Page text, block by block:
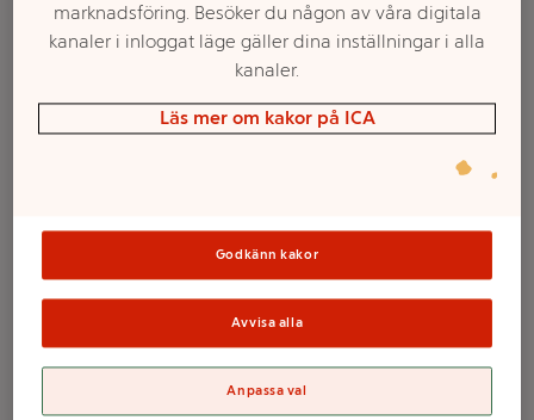
Bestie
marknadsföring. Besöker du någon av våra digitala
kanaler i inloggat läge gäller dina inställningar i alla
kanaler.
Läs mer om kakor på ICA
Godkänn kakor
Avvisa alla
Anpassa val